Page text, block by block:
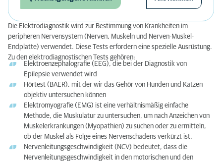
Die Elektrodiagnostik wird zur Bestimmung von Krankheiten im
peripheren Nervensystem (Nerven, Muskeln und Nerven-Muskel-
Endplatte) verwendet. Diese Tests erfordern eine spezielle Ausrüstung.
Zu den elektrodiagnostischen Tests gehören:
Elektroenzephalografie (EEG), die bei der Diagnostik von
Epilepsie verwendet wird
Hörtest (BAER), mit der wir das Gehör von Hunden und Katzen
objektiv untersuchen können
Elektromyografie (EMG) ist eine verhältnismäßig einfache
Methode, die Muskulatur zu untersuchen, um nach Anzeichen von
Muskelerkrankungen (Myopathien) zu suchen oder zu ermitteln,
ob der Muskel als Folge eines Nervenschadens verkürzt ist.
Nervenleitungsgeschwindigkeit (NCV) bedeutet, dass die
Nervenleitungsgeschwindigkeit in den motorischen und den